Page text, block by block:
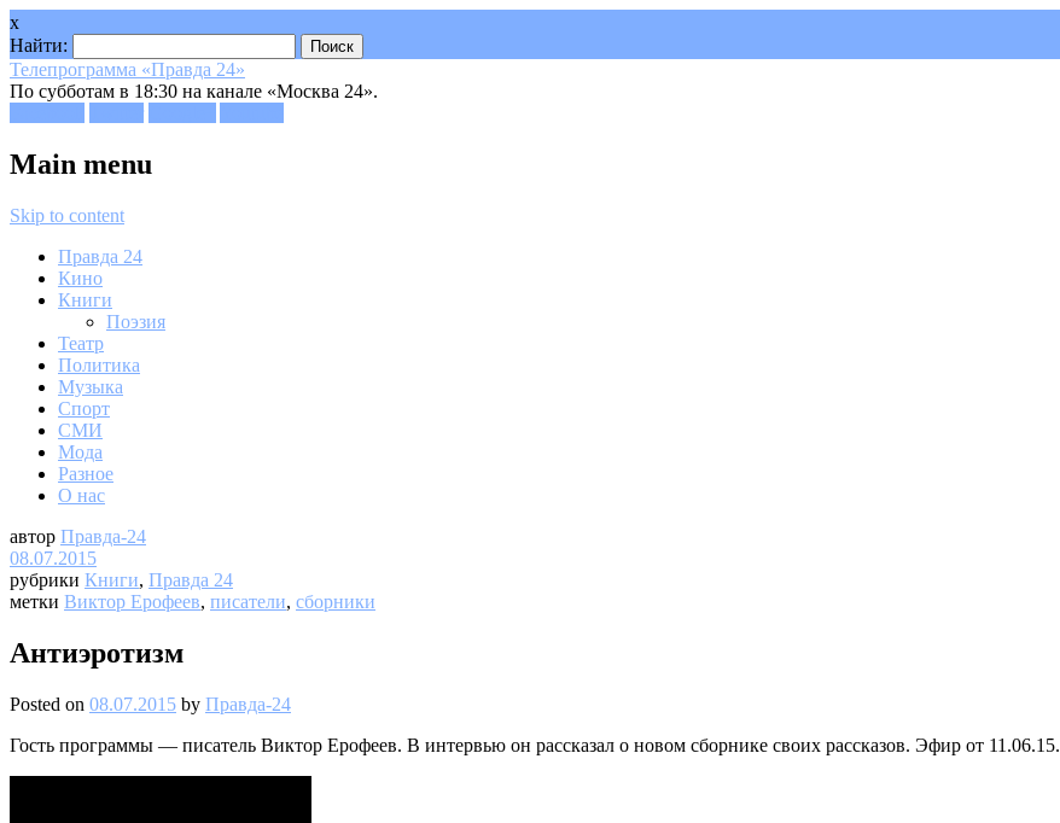
x
Найти:
Телепрограмма «Правда 24»
По субботам в 18:30 на канале «Москва 24».
Main menu
Skip to content
Правда 24
Кино
Книги
Поэзия
Театр
Политика
Музыка
Спорт
СМИ
Мода
Разное
О нас
автор Правда-24
08.07.2015
рубрики Книги, Правда 24
метки Виктор Ерофеев, писатели, сборники
Антиэротизм
Posted on 08.07.2015 by Правда-24
Гость программы — писатель Виктор Ерофеев. В интервью он рассказал о новом сборнике своих рассказов. Эфир от 11.06.15.